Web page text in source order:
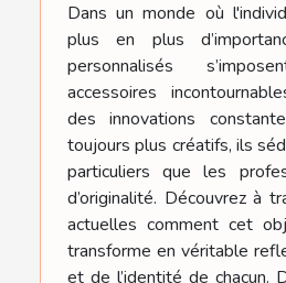
Dans un monde où
plus en plus
personnalisés
accessoires
des innovations
toujours plus créatifs, ils
particuliers que les
d’originalité. Découvrez à
actuelles comment cet
transforme en véritable
et de l’identité de chacun.